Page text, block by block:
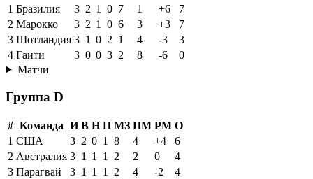
1 Бразилия 3 2 1 0 7 1 +6
7
2 Марокко 3 2 1 0 6 3 +3
7
3 Шотландия 3 1 0 2 1 4 -3
3
4 Гаити 3 0 0 3 2 8 -6
0
Матчи
Группа D
# Команда И В Н П МЗ ПМ РМ О
1 США 3 2 0 1 8 4 +4
6
2 Австралия 3 1 1 1 2 2 0
4
3 Парагвай 3 1 1 1 2 4 -2
4